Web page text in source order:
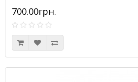
700.00грн.